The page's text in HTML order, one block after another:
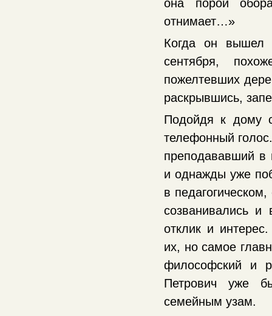
она порой
отнимает…»
Когда он вышел
сентября,
пожелтевших
раскрывшись,
Подойдя к дому
телефонный
преподававший в
и однажды уже
в
созванивались
отклик и
их, но самое
философский и
Петрович уже
семейным узам.